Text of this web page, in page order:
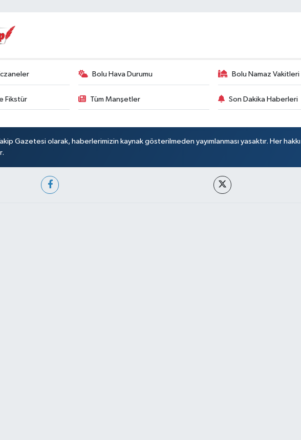
Bolu Hava Durumu Bolu Namaz Vakitleri
Fikstür Tüm Manşetler Son Dakika Haberleri
Gazetesi olarak, haberlerimizin kaynak gösterilmeden yayımlanması yasaktır. Her hakkı